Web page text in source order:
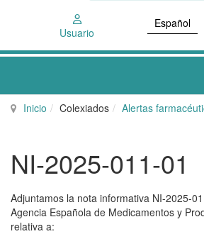
Usuario
Español
Inicio Colexiados Alertas
NI-2025-011-01
Adjuntamos la nota informativa NI-2025-
Agencia Española de Medicamentos y
relativa a: